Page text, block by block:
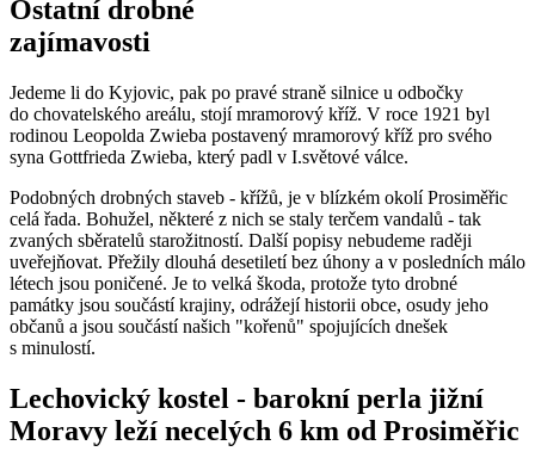
Ostatní drobné
zajímavosti
Jedeme li do Kyjovic, pak po pravé straně silnice u odbočky
do chovatelského areálu, stojí mramorový kříž. V roce 1921 byl
rodinou Leopolda Zwieba postavený mramorový kříž pro svého
syna Gottfrieda Zwieba, který padl v I.světové válce.
Podobných drobných staveb - křížů, je v blízkém okolí Prosiměřic
celá řada. Bohužel, některé z nich se staly terčem vandalů - tak
zvaných sběratelů starožitností. Další popisy nebudeme raději
uveřejňovat. Přežily dlouhá desetiletí bez úhony a v posledních málo
létech jsou poničené. Je to velká škoda, protože tyto drobné
památky jsou součástí krajiny, odrážejí historii obce, osudy jeho
občanů a jsou součástí našich "kořenů" spojujících dnešek
s minulostí.
Lechovický kostel - barokní perla jižní
Moravy leží necelých 6 km od Prosiměřic